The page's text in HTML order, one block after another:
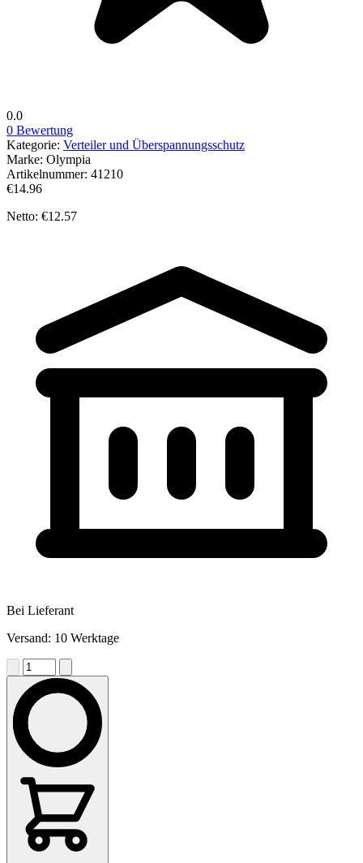
0.0
0 Bewertung
Kategorie: Verteiler und Überspannungsschutz
Marke: Olympia
Artikelnummer: 41210
€14.96
Netto: €12.57
Bei Lieferant
Versand: 10 Werktage